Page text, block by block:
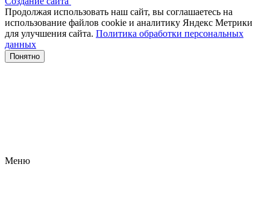
Продолжая использовать наш сайт, вы соглашаетесь на
использование файлов сооkіе и аналитику Яндекс Метрики
для улучшения сайта. Политика обработки персональных
данных
Понятно
Меню